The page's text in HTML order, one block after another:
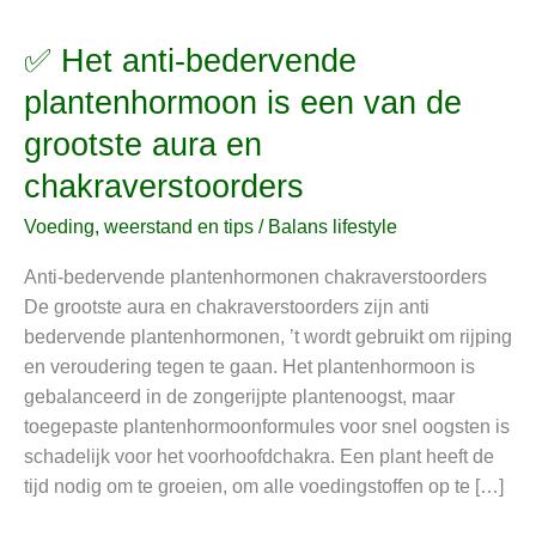
✅ Het anti-bedervende
plantenhormoon is een van de
grootste aura en
chakraverstoorders
Voeding, weerstand en tips / Balans lifestyle
Anti-bedervende plantenhormonen chakraverstoorders
De grootste aura en chakraverstoorders zijn anti
bedervende plantenhormonen, ’t wordt gebruikt om rijping
en veroudering tegen te gaan. Het plantenhormoon is
gebalanceerd in de zongerijpte plantenoogst, maar
toegepaste plantenhormoonformules voor snel oogsten is
schadelijk voor het voorhoofdchakra. Een plant heeft de
tijd nodig om te groeien, om alle voedingstoffen op te […]
✅
anti-
bedervende
plantenhormoon
is
een
grootste
chakraverstoorders